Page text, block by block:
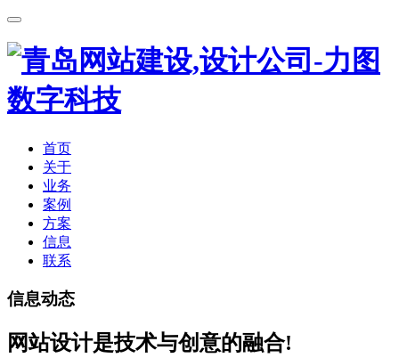
首页
关于
业务
案例
方案
信息
联系
信息动态
网站设计是技术与创意的融合!